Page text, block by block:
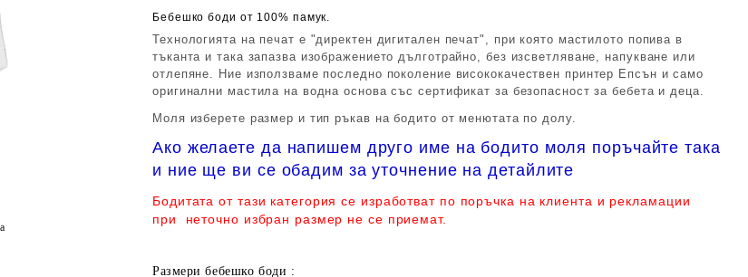
Бебешко боди от 100% памук.
Технологията на печат е "директен дигитален печат", при която мастилото попива в
тъканта и така запазва изображението дълготрайно, без изсветляване, напукване или
отлепяне. Ние използваме последно поколение висококачествен принтер Епсън и само
оригинални мастила на водна основа със сертификат за безопасност за бебета и деца.
Моля изберете размер и тип ръкав на бодито от менютата по долу.
Ако желаете да напишем друго име на бодито моля поръчайте така
и ние ще ви се обадим за уточнение на детайлите
Бодитата от тази категория се изработват по поръчка на клиента и рекламации
при неточно избран размер не се приемат.
Размери бебешко боди :